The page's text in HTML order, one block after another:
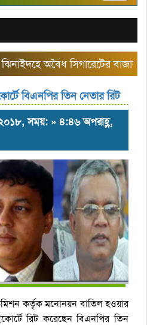
অবৈধ সিগারেটের বাজার তৈরি
বিএনপির তিন নেতার রিট
২০১৮, সময়: » ৪:৪৬ অপরাহ্ণ,
কমিশন কর্তৃক মনোনয়ন বাতিল হওয়ার
রিট করেছেন বিএনপির তিন